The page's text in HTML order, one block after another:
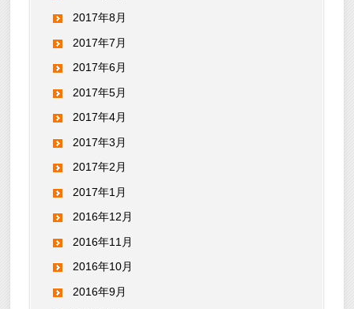
2017年8月
2017年7月
2017年6月
2017年5月
2017年4月
2017年3月
2017年2月
2017年1月
2016年12月
2016年11月
2016年10月
2016年9月